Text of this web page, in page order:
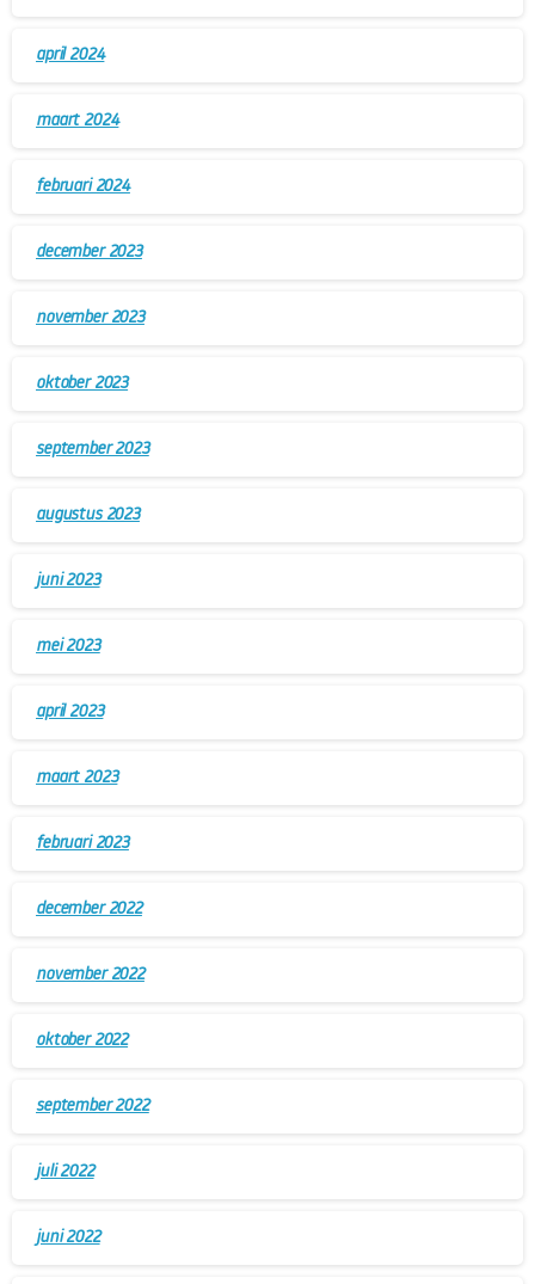
april 2024
maart 2024
februari 2024
december 2023
november 2023
oktober 2023
september 2023
augustus 2023
juni 2023
mei 2023
april 2023
maart 2023
februari 2023
december 2022
november 2022
oktober 2022
september 2022
juli 2022
juni 2022